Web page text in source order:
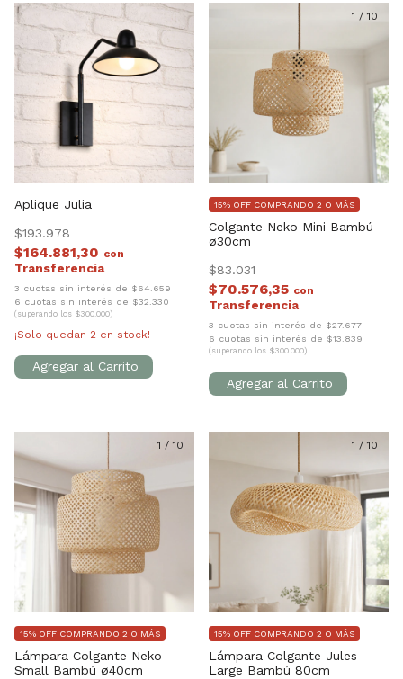
Aplique Julia
$193.978
$164.881,30 con
3 cuotas sin interés de $64.659
6 cuotas sin interés de $32.330
(superando los $300.000)
¡Solo quedan 2 en stock!
1 / 10
Colgante Neko Mini Bambú
ø30cm
$83.031
15% OFF COMPRANDO 2 O MÁS
$70.576,35 con
3 cuotas sin interés de $27.677
6 cuotas sin interés de $13.839
(superando los $300.000)
1 / 10
Lámpara Colgante Neko
Small Bambú ø40cm
15% OFF COMPRANDO 2 O MÁS
1 / 10
Lámpara Colgante Jules
Large Bambú 80cm
15% OFF COMPRANDO 2 O MÁS